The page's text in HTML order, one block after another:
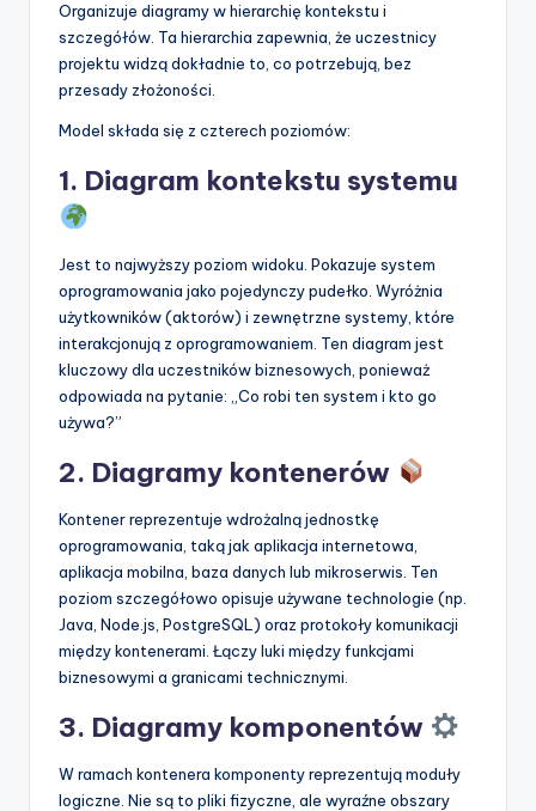
Organizuje diagramy w hierarchię kontekstu i
szczegółów. Ta hierarchia zapewnia, że uczestnicy
projektu widzą dokładnie to, co potrzebują, bez
przesady złożoności.
Model składa się z czterech poziomów:
1. Diagram kontekstu systemu
Jest to najwyższy poziom widoku. Pokazuje system
oprogramowania jako pojedynczy pudełko. Wyróżnia
użytkowników (aktorów) i zewnętrzne systemy, które
interakcjonują z oprogramowaniem. Ten diagram jest
kluczowy dla uczestników biznesowych, ponieważ
odpowiada na pytanie: „Co robi ten system i kto go
używa?”
2. Diagramy kontenerów
Kontener reprezentuje wdrożalną jednostkę
oprogramowania, taką jak aplikacja internetowa,
aplikacja mobilna, baza danych lub mikroserwis. Ten
poziom szczegółowo opisuje używane technologie (np.
Java, Node.js, PostgreSQL) oraz protokoły komunikacji
między kontenerami. Łączy luki między funkcjami
biznesowymi a granicami technicznymi.
3. Diagramy komponentów
W ramach kontenera komponenty reprezentują moduły
logiczne. Nie są to pliki fizyczne, ale wyraźne obszary